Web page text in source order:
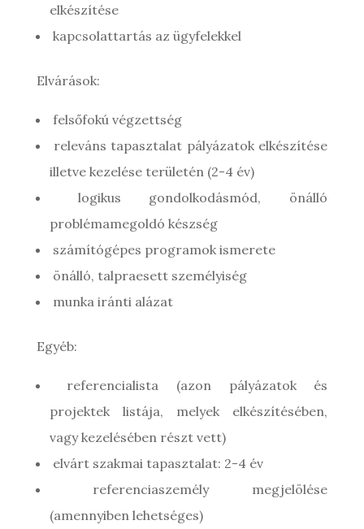
elkészítése
kapcsolattartás az ügyfelekkel
Elvárások:
felsőfokú végzettség
releváns tapasztalat pályázatok elkészítése
illetve kezelése területén (2-4 év)
logikus gondolkodásmód, önálló
problémamegoldó készség
számítógépes programok ismerete
önálló, talpraesett személyiség
munka iránti alázat
Egyéb:
referencialista (azon pályázatok és
projektek listája, melyek elkészítésében,
vagy kezelésében részt vett)
elvárt szakmai tapasztalat: 2-4 év
referenciaszemély megjelölése
(amennyiben lehetséges)